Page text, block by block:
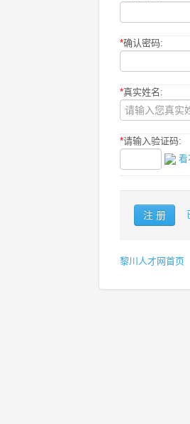
*确认密码:
*真实姓名:
*请输入验证码:
看
黎川人才网首页